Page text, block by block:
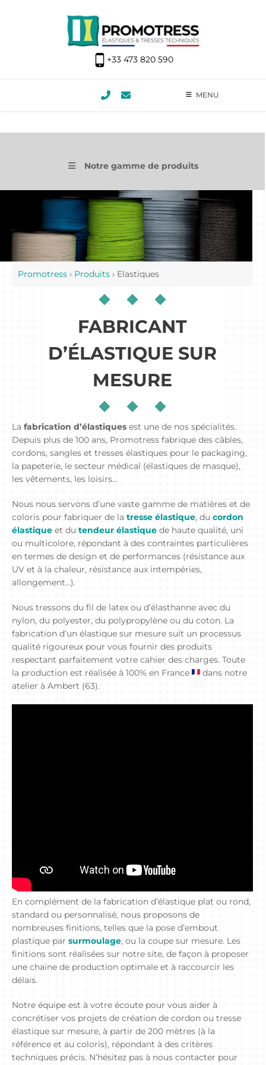
+33 473 820 590
MENU
Notre gamme de produits
Promotress › Produits › Elastiques
FABRICANT
D’ÉLASTIQUE SUR
MESURE
La fabrication d’élastiques est une de nos spécialités.
Depuis plus de 100 ans, Promotress fabrique des câbles,
cordons, sangles et tresses élastiques pour le packaging,
la papeterie, le secteur médical (élastiques de masque),
les vêtements, les loisirs…
Nous nous servons d’une vaste gamme de matières et de
coloris pour fabriquer de la tresse élastique, du cordon
élastique et du tendeur élastique de haute qualité, uni
ou multicolore, répondant à des contraintes particulières
en termes de design et de performances (résistance aux
UV et à la chaleur, résistance aux intempéries,
allongement…).
Nous tressons du fil de latex ou d’élasthanne avec du
nylon, du polyester, du polypropylène ou du coton. La
fabrication d’un élastique sur mesure suit un processus
qualité rigoureux pour vous fournir des produits
respectant parfaitement votre cahier des charges. Toute
la production est réalisée à 100% en France
dans notre
atelier à Ambert (63).
En complément de la fabrication d’élastique plat ou rond,
standard ou personnalisé, nous proposons de
nombreuses finitions, telles que la pose d’embout
plastique par surmoulage, ou la coupe sur mesure. Les
finitions sont réalisées sur notre site, de façon à proposer
une chaine de production optimale et à raccourcir les
délais.
Notre équipe est à votre écoute pour vous aider à
concrétiser vos projets de création de cordon ou tresse
élastique sur mesure, à partir de 200 mètres (à la
référence et au coloris), répondant à des critères
techniques précis. N’hésitez pas à nous contacter pour